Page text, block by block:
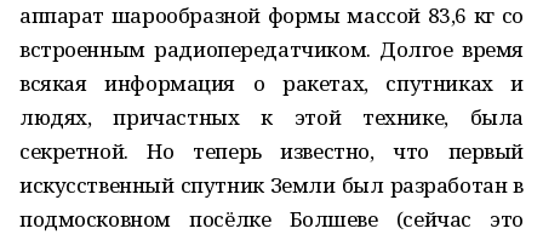
аппарат шарообразной формы массой 83,6 кг со
встроенным радиопередатчиком. Долгое время
всякая информация о ракетах, спутниках и
людях, причастных к этой технике, была
секретной. Но теперь известно, что первый
искусственный спутник Земли был разработан в
подмосковном посёлке Болшеве (сейчас это